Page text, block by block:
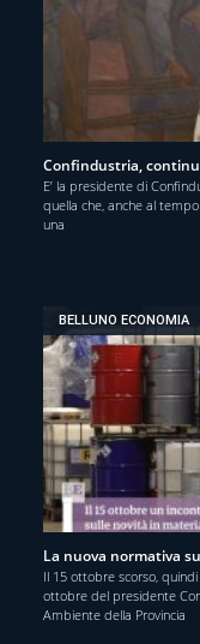
Confindustria,
E’ la presidente di
quella che, anche al
una
BELLUNO ECONOMIA
La nuova normativa
Il 15 ottobre scorso,
ottobre del presidente
Ambiente della Provincia